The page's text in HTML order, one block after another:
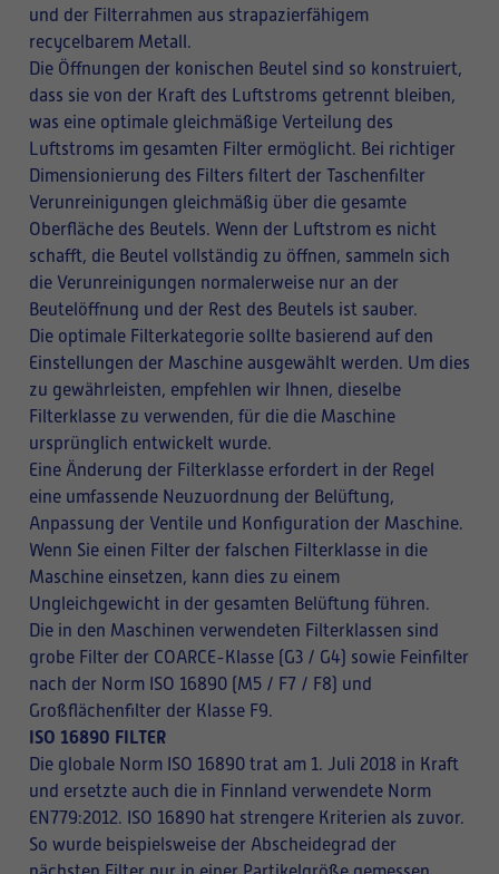
und der Filterrahmen aus strapazierfähigem
recycelbarem Metall.
Die Öffnungen der konischen Beutel sind so konstruiert,
dass sie von der Kraft des Luftstroms getrennt bleiben,
was eine optimale gleichmäßige Verteilung des
Luftstroms im gesamten Filter ermöglicht. Bei richtiger
Dimensionierung des Filters filtert der Taschenfilter
Verunreinigungen gleichmäßig über die gesamte
Oberfläche des Beutels. Wenn der Luftstrom es nicht
schafft, die Beutel vollständig zu öffnen, sammeln sich
die Verunreinigungen normalerweise nur an der
Beutelöffnung und der Rest des Beutels ist sauber.
Die optimale Filterkategorie sollte basierend auf den
Einstellungen der Maschine ausgewählt werden. Um dies
zu gewährleisten, empfehlen wir Ihnen, dieselbe
Filterklasse zu verwenden, für die die Maschine
ursprünglich entwickelt wurde.
Eine Änderung der Filterklasse erfordert in der Regel
eine umfassende Neuzuordnung der Belüftung,
Anpassung der Ventile und Konfiguration der Maschine.
Wenn Sie einen Filter der falschen Filterklasse in die
Maschine einsetzen, kann dies zu einem
Ungleichgewicht in der gesamten Belüftung führen.
Die in den Maschinen verwendeten Filterklassen sind
grobe Filter der COARCE-Klasse (G3 / G4) sowie Feinfilter
nach der Norm ISO 16890 (M5 / F7 / F8) und
Großflächenfilter der Klasse F9.
ISO 16890 FILTER
Die globale Norm ISO 16890 trat am 1. Juli 2018 in Kraft
und ersetzte auch die in Finnland verwendete Norm
EN779:2012. ISO 16890 hat strengere Kriterien als zuvor.
So wurde beispielsweise der Abscheidegrad der